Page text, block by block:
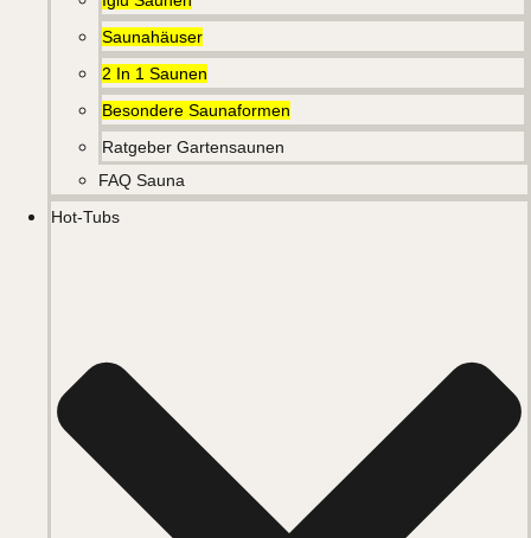
Saunahäuser
2 In 1 Saunen
Besondere Saunaformen
Ratgeber Gartensaunen
FAQ Sauna
Hot-Tubs